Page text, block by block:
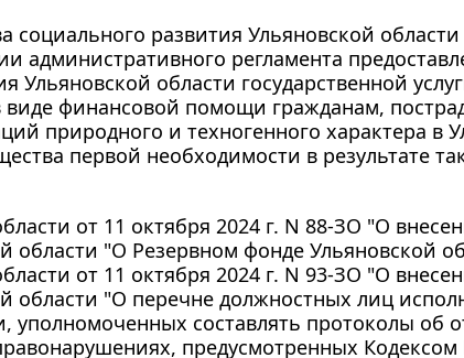
социального развития Ульяновской области
административного регламента
Ульяновской области государственной
финансовой помощи гражданам,
природного и техногенного характера в
первой необходимости в результате
от 11 октября 2024 г. N 88-ЗО "О
области "О Резервном фонде Ульяновской
от 11 октября 2024 г. N 93-ЗО "О
области "О перечне должностных лиц
уполномоченных составлять протоколы об
предусмотренных